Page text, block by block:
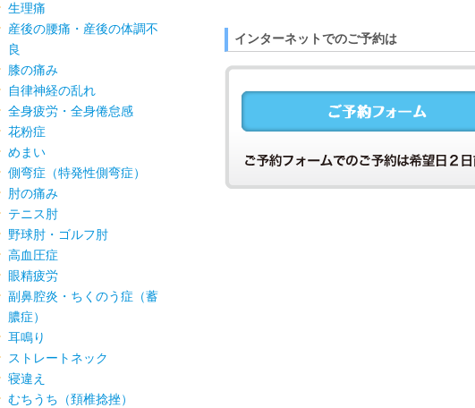
インターネットでのご予約は
生理痛
産後の腰痛・産後の体調不
良
膝の痛み
自律神経の乱れ
全身疲労・全身倦怠感
花粉症
めまい
側弯症（特発性側弯症）
肘の痛み
テニス肘
野球肘・ゴルフ肘
高血圧症
眼精疲労
副鼻腔炎・ちくのう症（蓄
膿症）
耳鳴り
ストレートネック
寝違え
むちうち（頚椎捻挫）